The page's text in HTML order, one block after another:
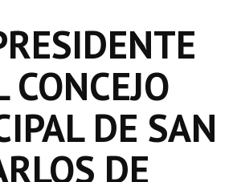
CONCEJO
DE SAN
DE